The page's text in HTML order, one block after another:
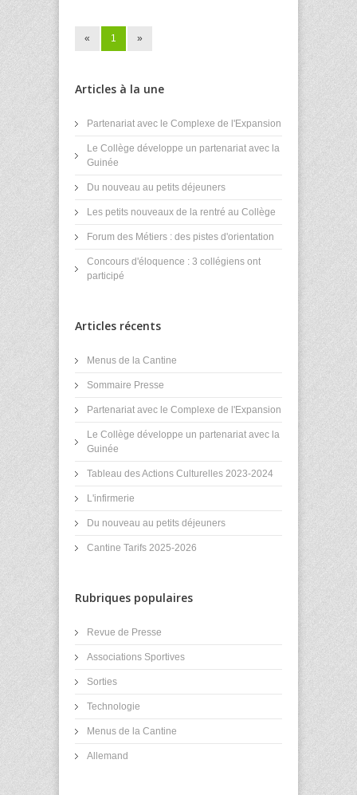
« 1 »
Articles à la une
Partenariat avec le Complexe de l'Expansion
Le Collège développe un partenariat avec la
Guinée
Du nouveau au petits déjeuners
Les petits nouveaux de la rentré au Collège
Forum des Métiers : des pistes d'orientation
Concours d'éloquence : 3 collégiens ont
participé
Articles récents
Menus de la Cantine
Sommaire Presse
Partenariat avec le Complexe de l'Expansion
Le Collège développe un partenariat avec la
Guinée
Tableau des Actions Culturelles 2023-2024
L'infirmerie
Du nouveau au petits déjeuners
Cantine Tarifs 2025-2026
Rubriques populaires
Revue de Presse
Associations Sportives
Sorties
Technologie
Menus de la Cantine
Allemand